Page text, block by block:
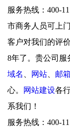
服务热线：400-
市商务人员可上
客户对我们的评
8年了。贵公司服
域名
网站 邮箱
心。
网站建设各
系我们！
服务热线：400-